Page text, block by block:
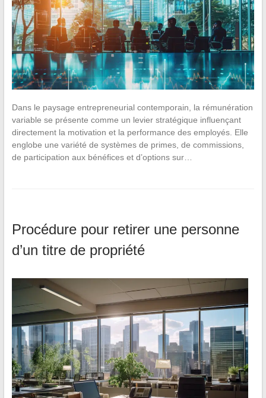
Dans le paysage entrepreneurial contemporain, la rémunération
variable se présente comme un levier stratégique influençant
directement la motivation et la performance des employés. Elle
englobe une variété de systèmes de primes, de commissions,
de participation aux bénéfices et d’options sur…
Procédure pour retirer une personne
d’un titre de propriété